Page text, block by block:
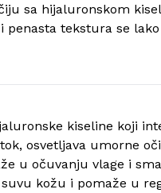
sa hijaluronskom
penasta tekstura se
kiseline koji
osvetljava umorne
u očuvanju vlage i
kožu i pomaže u